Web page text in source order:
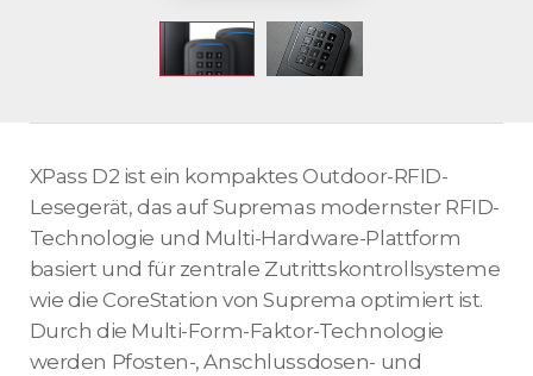
XPass D2 ist ein kompaktes Outdoor-RFID-
Lesegerät, das auf Supremas modernster RFID-
Technologie und Multi-Hardware-Plattform
basiert und für zentrale Zutrittskontrollsysteme
wie die CoreStation von Suprema optimiert ist.
Durch die Multi-Form-Faktor-Technologie
werden Pfosten-, Anschlussdosen- und